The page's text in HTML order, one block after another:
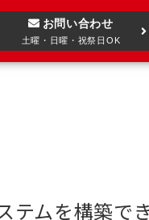
お問い合わせ
土曜・日曜・祝祭日OK
ムを構築で